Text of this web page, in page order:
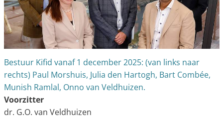
Bestuur Kifid vanaf 1 december 2025: (van links naar
rechts) Paul Morshuis, Julia den Hartogh, Bart Combée,
Munish Ramlal, Onno van Veldhuizen.
Voorzitter
dr. G.O. van Veldhuizen